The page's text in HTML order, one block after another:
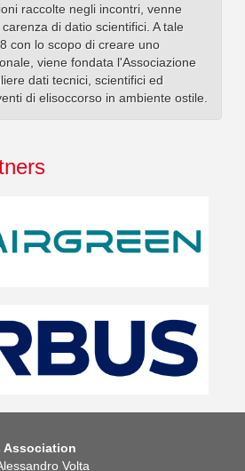
raccolte negli incontri, venne
di datio scientifici. A tale
con lo scopo di creare uno
viene fondata l'Associazione
dati tecnici, scientifici ed
di elisoccorso in ambiente ostile.
Association
Volta